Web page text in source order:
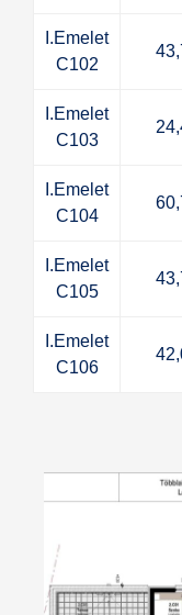
I.Emelet
C102
I.Emelet
C103
I.Emelet
C104
I.Emelet
C105
I.Emelet
C106